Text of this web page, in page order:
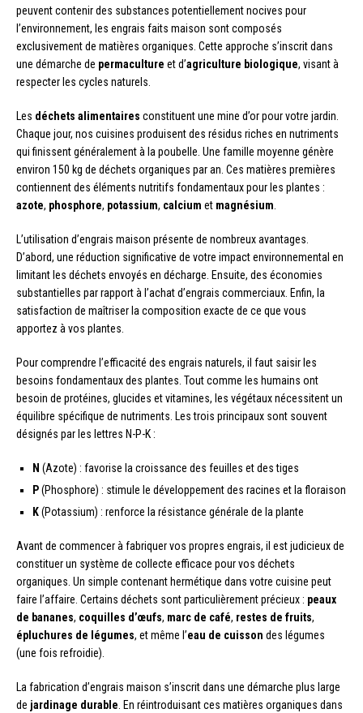
peuvent contenir des substances potentiellement nocives pour
l’environnement, les engrais faits maison sont composés
exclusivement de matières organiques. Cette approche s’inscrit dans
une démarche de permaculture et d’agriculture biologique, visant à
respecter les cycles naturels.
Les déchets alimentaires constituent une mine d’or pour votre jardin.
Chaque jour, nos cuisines produisent des résidus riches en nutriments
qui finissent généralement à la poubelle. Une famille moyenne génère
environ 150 kg de déchets organiques par an. Ces matières premières
contiennent des éléments nutritifs fondamentaux pour les plantes :
azote, phosphore, potassium, calcium et magnésium
L’utilisation d’engrais maison présente de nombreux avantages.
D’abord, une réduction significative de votre impact environnemental en
limitant les déchets envoyés en décharge. Ensuite, des économies
substantielles par rapport à l’achat d’engrais commerciaux. Enfin, la
satisfaction de maîtriser la composition exacte de ce que vous
apportez à vos plantes.
Pour comprendre l’efficacité des engrais naturels, il faut saisir les
besoins fondamentaux des plantes. Tout comme les humains ont
besoin de protéines, glucides et vitamines, les végétaux nécessitent un
équilibre spécifique de nutriments. Les trois principaux sont souvent
désignés par les lettres N-P-K :
N (Azote) : favorise la croissance des feuilles et des tiges
P(Phosphore) : stimule le développement des racines et la floraison
K(Potassium) : renforce la résistance générale de la plante
Avant de commencer à fabriquer vos propres engrais, il est judicieux de
constituer un système de collecte efficace pour vos déchets
organiques. Un simple contenant hermétique dans votre cuisine peut
faire l’affaire. Certains déchets sont particulièrement précieux : peaux
de bananes, coquilles d’œufs, marc de café, restes de fruits,
épluchures de légumes, et même l’eau de cuisson des légumes
(une fois refroidie).
La fabrication d’engrais maison s’inscrit dans une démarche plus large
de jardinage durable . En réintroduisant ces matières organiques dans